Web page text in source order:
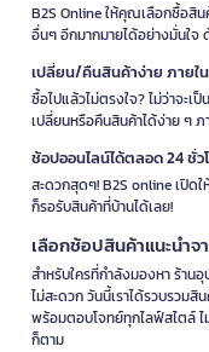
B2S Online ให้คุณเลือกซื้อสิน
อื่นๆ อีกมากมายได้อย่างมั่นใจ
เปลี่ยน/คืนสินค้าง่าย ภายใน
ซื้อไปแล้วไม่ตรงใจ? ไม่ว่าจ
เปลี่ยนหรือคืนสินค้าได้ง่าย ๆ
ช้อปออนไลน์ได้ตลอด 24 ชั่ว
สะดวกสุดๆ! B2S online เปิ
ก็รอรับสินค้าที่บ้านได้เลย!
เลือกช้อปสินค้าแนะนำจ
สำหรับใครที่กำลังมองหา ร้าน
ไม่สะดวก วันนี้เราได้รวบรวม
พร้อมตอบโจทย์ทุกไลฟ์สไตล์
ก็ตาม